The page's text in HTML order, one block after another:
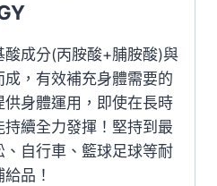
酸成分(丙胺酸+脯胺酸)與
，有效補充身體需要的
身體運用，即使在長時
續全力發揮！堅持到最
自行車、籃球足球等耐
品！